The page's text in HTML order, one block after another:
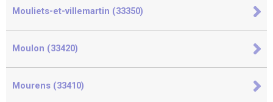
Mouliets-et-villemartin (33350)
Moulon (33420)
Mourens (33410)